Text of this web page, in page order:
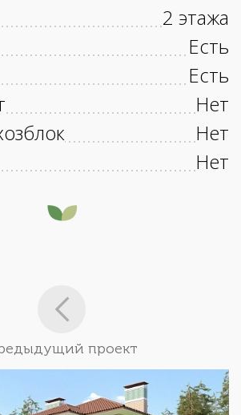
2 этажа
Есть
Есть
Нет
Нет
Нет
проект